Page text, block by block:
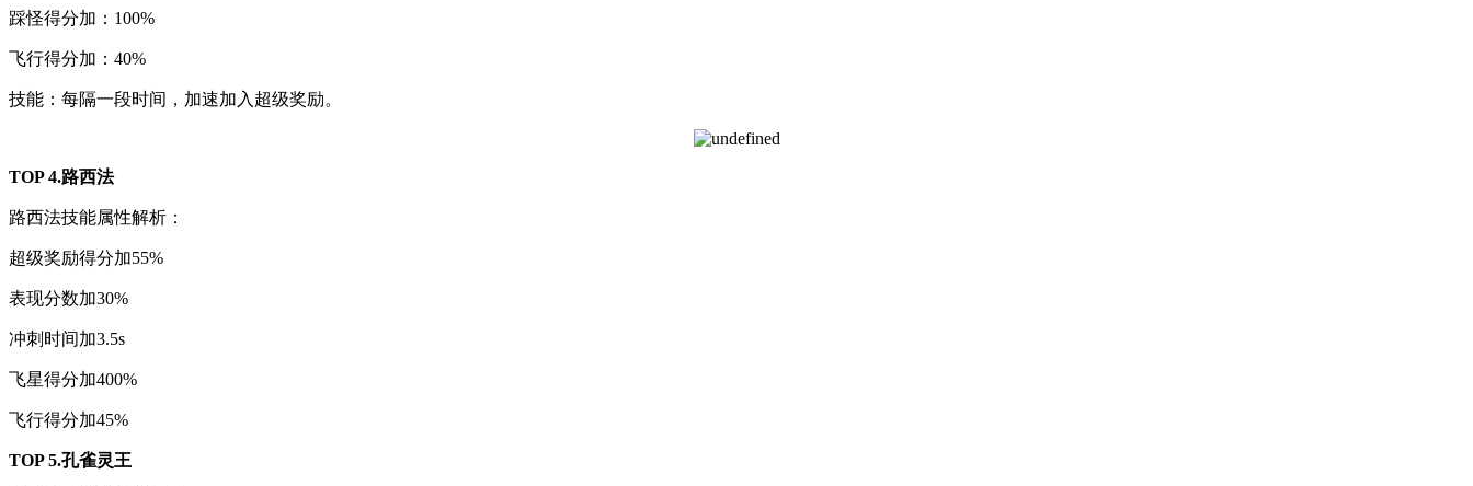
踩怪得分加：100%
飞行得分加：40%
技能：每隔一段时间，加速加入超级奖励。
TOP 4.路西法
路西法技能属性解析：
超级奖励得分加55%
表现分数加30%
冲刺时间加3.5s
飞星得分加400%
飞行得分加45%
TOP 5.孔雀灵王